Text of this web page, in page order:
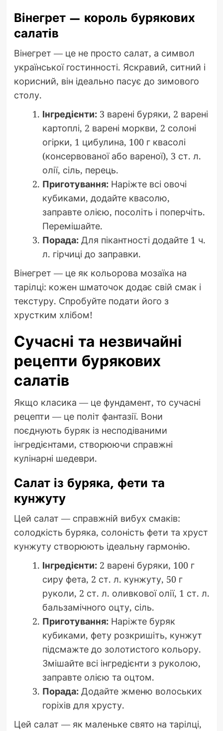
Вінегрет — король бурякових
салатів
Вінегрет — це не просто салат, а символ
української гостинності. Яскравий, ситний і
корисний, він ідеально пасує до зимового
столу.
Інгредієнти:3 варені буряки, 2 варені
картоплі, 2 варені моркви, 2 солоні
огірки, 1 цибулина, 100 г квасолі
(консервованої або вареної), 3 ст. л.
олії, сіль, перець.
Приготування:Наріжте всі овочі
кубиками, додайте квасолю,
заправте олією, посоліть і поперчіть.
Перемішайте.
Порада:Для пікантності додайте 1 ч.
л. гірчиці до заправки.
Вінегрет — це як кольорова мозаїка на
тарілці: кожен шматочок додає свій смак і
текстуру. Спробуйте подати його з
хрустким хлібом!
Сучасні та незвичайні
рецепти бурякових
салатів
Якщо класика — це фундамент, то сучасні
рецепти — це політ фантазії. Вони
поєднують буряк із несподіваними
інгредієнтами, створюючи справжні
кулінарні шедеври.
Салат із буряка, фети та
кунжуту
Цей салат — справжній вибух смаків:
солодкість буряка, солоність фети та хруст
кунжуту створюють ідеальну гармонію.
Інгредієнти:2 варені буряки, 100 г
сиру фета, 2 ст. л. кунжуту, 50 г
руколи, 2 ст. л. оливкової олії, 1 ст. л.
бальзамічного оцту, сіль.
Приготування:Наріжте буряк
кубиками, фету розкришіть, кунжут
підсмажте до золотистого кольору.
Змішайте всі інгредієнти з руколою,
заправте олією та оцтом.
Порада:Додайте жменю волоських
горіхів для хрусту.
Цей салат — як маленьке свято на тарілці,